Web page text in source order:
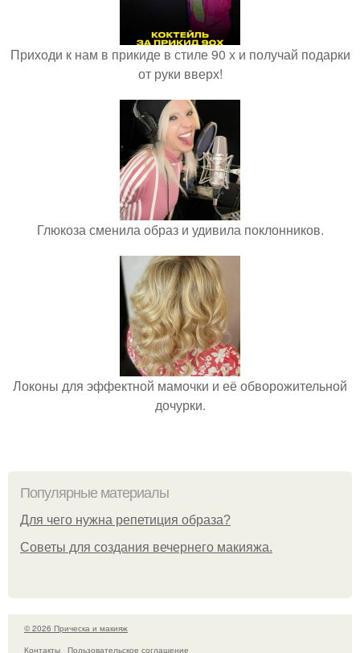
Приходи к нам в прикиде в стиле 90 х и получай подарки
от руки вверх!
Глюкоза сменила образ и удивила поклонников.
Локоны для эффектной мамочки и её обворожительной
дочурки.
Популярные материалы
Для чего нужна репетиция образа?
Советы для создания вечернего макияжа.
© 2026 Прическа и макияж
Контакты
Пользовательское соглашение